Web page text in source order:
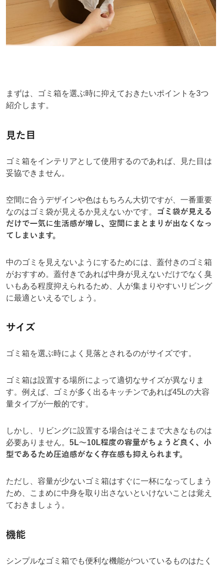
まずは、ゴミ箱を選ぶ時に抑えておきたいポイントを3つ
紹介します。
見た目
ゴミ箱をインテリアとして使用するのであれば、見た目は
妥協できません。
空間に合うデザインや色はもちろん大切ですが、一番重要
なのはゴミ袋が見えるか見えないかです。
ゴミ袋が見える
だけで一気に生活感が増し、空間にまとまりが出なくなっ
てしまいます。
中のゴミを見えないようにするためには、蓋付きのゴミ箱
がおすすめ。蓋付きであれば中身が見えないだけでなく臭
いもある程度抑えられるため、人が集まりやすいリビング
に最適といえるでしょう。
サイズ
ゴミ箱を選ぶ時によく見落とされるのがサイズです。
ゴミ箱は設置する場所によって適切なサイズが異なりま
す。例えば、ゴミが多く出るキッチンであれば45Lの大容
量タイプが一般的です。
しかし、リビングに設置する場合はそこまで大きなものは
必要ありません。 5L～10L程度の容量がちょうど良く、小
型であるため圧迫感がなく存在感も抑えられます。
ただし、容量が少ないゴミ箱はすぐに一杯になってしまう
ため、こまめに中身を取り出さないといけないことは覚え
ておきましょう。
機能
シンプルなゴミ箱でも便利な機能がついているものはたく